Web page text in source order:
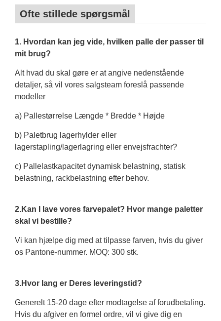
Ofte stillede spørgsmål
1. Hvordan kan jeg vide, hvilken palle der passer til
mit brug?
Alt hvad du skal gøre er at angive nedenstående
detaljer, så vil vores salgsteam foreslå passende
modeller
a) Pallestørrelse Længde * Bredde * Højde
b) Paletbrug lagerhylder eller
lagerstapling/lagerlagring eller envejsfrachter?
c) Pallelastkapacitet dynamisk belastning, statisk
belastning, rackbelastning efter behov.
2.Kan I lave vores farvepalet? Hvor mange paletter
skal vi bestille?
Vi kan hjælpe dig med at tilpasse farven, hvis du giver
os Pantone-nummer. MOQ: 300 stk.
3.Hvor lang er Deres leveringstid?
Generelt 15-20 dage efter modtagelse af forudbetaling.
Hvis du afgiver en formel ordre, vil vi give dig en